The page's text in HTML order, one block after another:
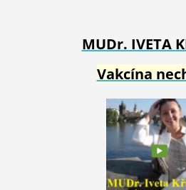
MUDr. IVETA
Vakcína